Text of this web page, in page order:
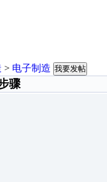
> 电子制造 我要发帖
骤